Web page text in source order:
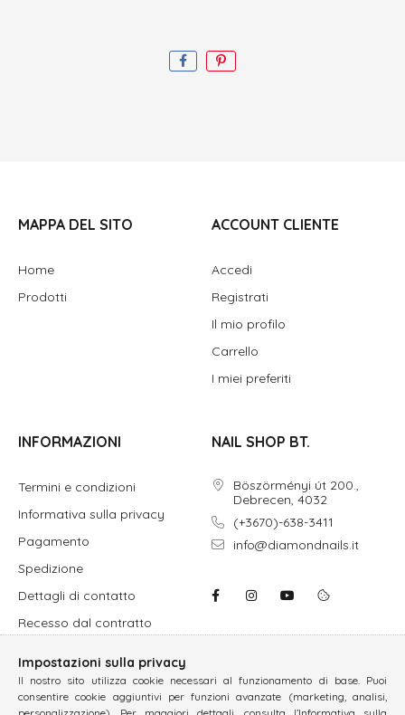
MAPPA DEL SITO
Home
Prodotti
ACCOUNT CLIENTE
Accedi
Registrati
Il mio profilo
Carrello
I miei preferiti
INFORMAZIONI
Termini e condizioni
Informativa sulla privacy
Pagamento
Spedizione
Dettagli di contatto
Recesso dal contratto
NAIL SHOP BT.
Böszörményi út 200.,
Debrecen, 4032
(+3670)-638-3411
info@diamondnails.it
Impostazioni sulla privacy
Il nostro sito utilizza cookie necessari al funzionamento di base. Puoi
consentire cookie aggiuntivi per funzioni avanzate (marketing, analisi,